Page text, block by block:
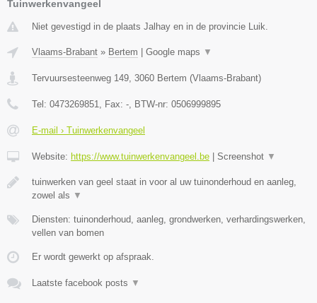
Tuinwerkenvangeel
Niet gevestigd in de plaats Jalhay en in de provincie Luik.
Vlaams-Brabant » Bertem Google maps ▼
Tervuursesteenweg 149, 3060 Bertem (Vlaams-Brabant)
Tel: 0473269851, Fax: -, BTW-nr: 0506999895
E-mail › Tuinwerkenvangeel
Website: https://www.tuinwerkenvangeel.be Screenshot ▼
tuinwerken van geel staat in voor al uw tuinonderhoud en aanleg,
zowel als ▼
Diensten: tuinonderhoud, aanleg, grondwerken, verhardingswerken,
vellen van bomen
Er wordt gewerkt op afspraak.
Laatste facebook posts ▼